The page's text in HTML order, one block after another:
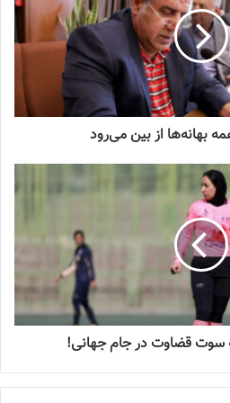
می‌رود
با اشاره به شجاعت فدراسیون
همه بهانه‌ها از بین می‌رود و
بزرگ قضاوت کنند. با شجاعتی
بهانه‌ها از بین می‌رود
سوت قضاوت در جام جهانی!